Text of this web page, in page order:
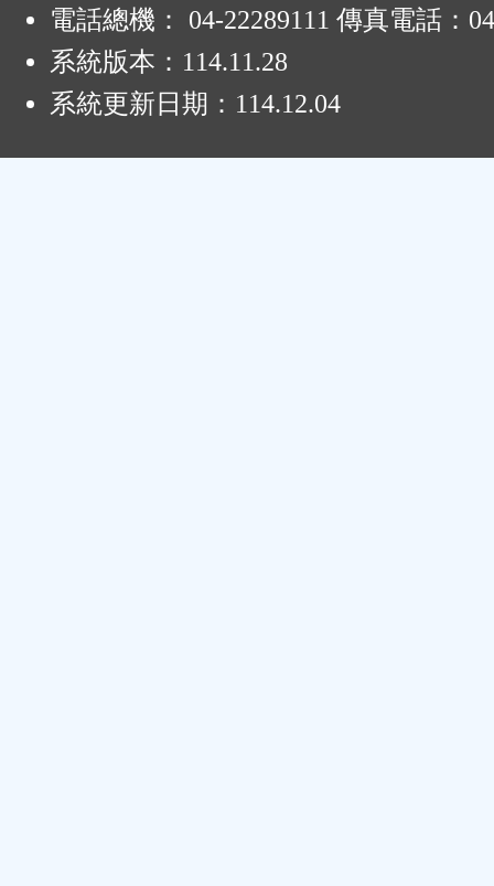
電話總機： 04-22289111 傳真電話：
系統版本： 114.11.28
系統更新日期： 114.12.04